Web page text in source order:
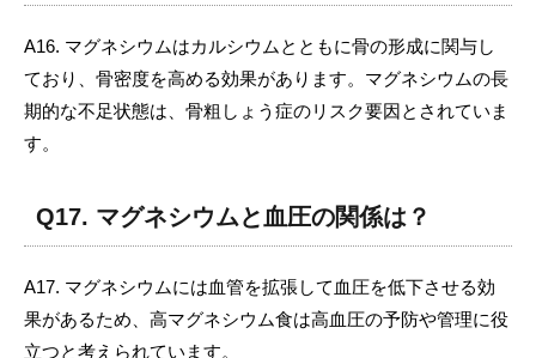
A16. マグネシウムはカルシウムとともに骨の形成に関与し
ており、骨密度を高める効果があります。マグネシウムの長
期的な不足状態は、骨粗しょう症のリスク要因とされていま
す。
Q17. マグネシウムと血圧の関係は？
A17. マグネシウムには血管を拡張して血圧を低下させる効
果があるため、高マグネシウム食は高血圧の予防や管理に役
立つと考えられています。